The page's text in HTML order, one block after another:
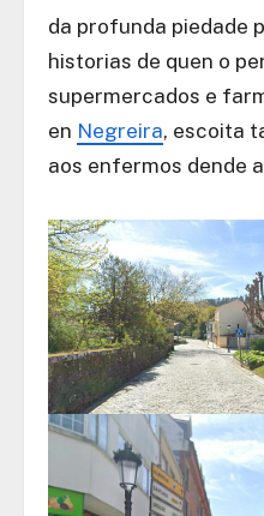
da profunda piedade
historias de quen o
supermercados e
en Negreira, escoita
aos enfermos dende